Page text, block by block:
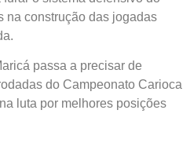
na construção das jogadas
passa a precisar de
do Campeonato Carioca
luta por melhores posições